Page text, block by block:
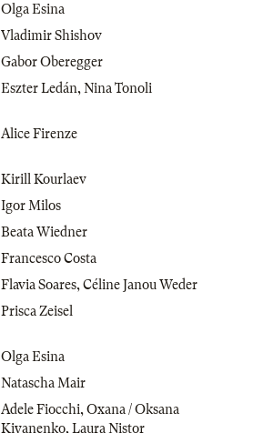
Olga Esina
Vladimir Shishov
Gabor Oberegger
Eszter Ledán, Nina Tonoli
Alice Firenze
Kirill Kourlaev
Igor Milos
Beata Wiedner
Francesco Costa
Flavia Soares, Céline Janou Weder
Prisca Zeisel
Olga Esina
Natascha Mair
Adele Fiocchi, Oxana / Oksana
Kiyanenko, Laura Nistor